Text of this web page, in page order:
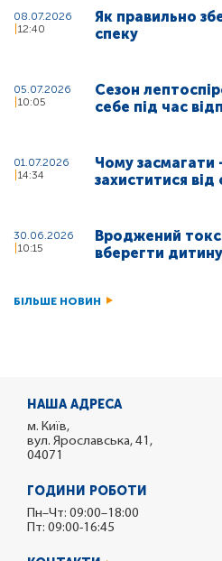
08.07.2026
12:40
Як правильно
спеку
05.07.2026
10:05
Сезон
себе під час
01.07.2026
14:34
Чому засмагати
захиститися
30.06.2026
10:15
Вроджений
вберегти
БІЛЬШЕ НОВИН
НАША АДРЕСА
м. Київ,
вул. Ярославська, 41,
04071
ГОДИНИ РОБОТИ
Пн–Чт: 09:00–18:00
Пт: 09:00-16:45